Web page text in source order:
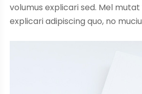
volumus explicari sed. Mel
explicari adipiscing quo, no